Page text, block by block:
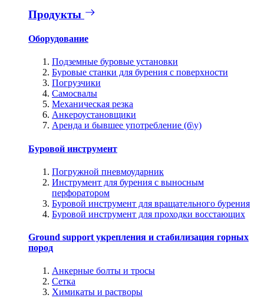
Продукты
Оборудование
Подземные буровые установки
Буровые станки для бурения с поверхности
Погрузчики
Самосвалы
Механическая резка
Анкероустановщики
Аренда и бывшее употребление (б\у)
Буровой инструмент
Погружной пневмоударник
Инструмент для бурения с выносным
перфоратором
Буровой инструмент для вращательного бурения
Буровой инструмент для проходки восстающих
Ground support укрепления и стабилизация горных
пород
Анкерные болты и тросы
Сетка
Химикаты и растворы